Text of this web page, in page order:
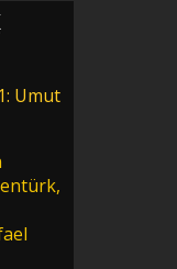
Umut